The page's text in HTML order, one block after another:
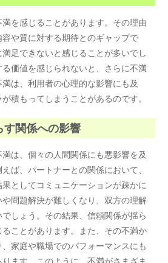
を感じることがあります。その理由
や質に対する期待とのギャップで
足できないと感じることが多いでし
価値を感じられないと、さらに不満
は、利用者の心理的な影響にも及
積もってしまうことがあるのです。
関係への影響
は、個々の人間関係にも悪影響を及
ば、パートナーとの関係において、
としてコミュニケーションが疎かに
問題解決が難しくなり、双方の理解
しょう。その結果、信頼関係が揺ら
ことがあります。また、その不満か
家庭や職場でのパフォーマンスにも
ます。このように、不満がさまざま